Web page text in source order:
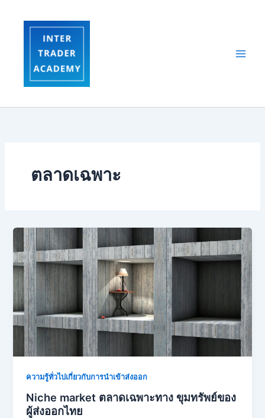
ตลาดเฉพาะ
ความรู้ทั่วไปเกี่ยวกับการนำเข้าส่งออก
Niche market ตลาดเฉพาะทาง ขุมทรัพย์ของ
ผู้ส่งออกไทย